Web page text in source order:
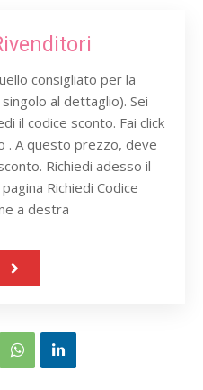
consigliato per la
al dettaglio). Sei
il codice sconto. Fai click
. A questo prezzo, deve
Richiedi adesso il
Richiedi Codice
a destra